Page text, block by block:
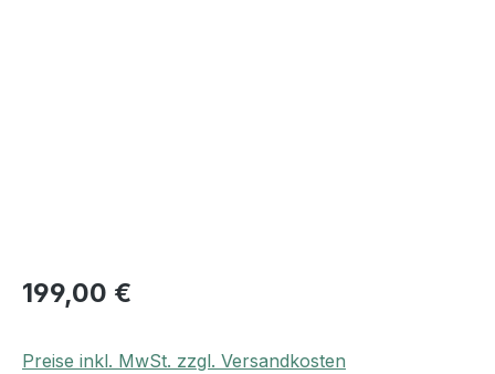
199,00 €
Preise inkl. MwSt. zzgl. Versandkosten